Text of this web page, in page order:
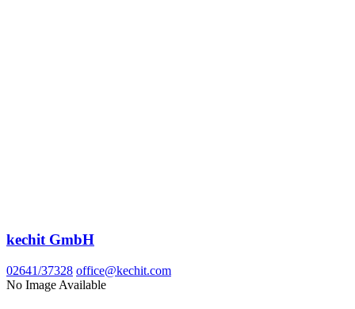
kechit GmbH
02641/37328 office@kechit.com
No Image Available